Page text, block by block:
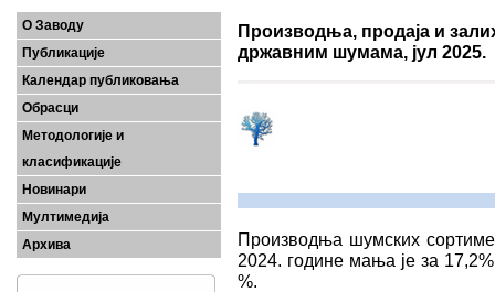
О Заводу
Публикације
Календар публиковања
Обрасци
Методологије и
класификације
Новинари
Мултимедија
Архива
Производња, продаја и
државним шумама, јул 2025.
Производња шумских
2024. године мања је за
%.